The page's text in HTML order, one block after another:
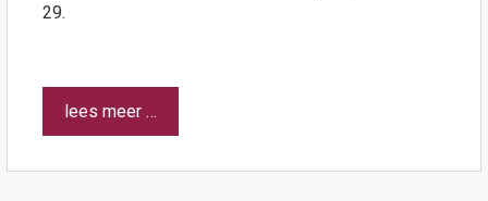
29.
lees meer …